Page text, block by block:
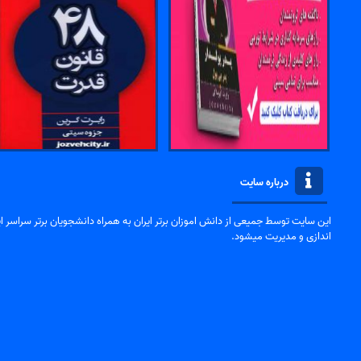
درباره سایت
این سایت توسط جمیعی از دانش اموزان برتر ایران به همراه دانشجویان برتر سراسر
اندازی و مدیریت میشود.